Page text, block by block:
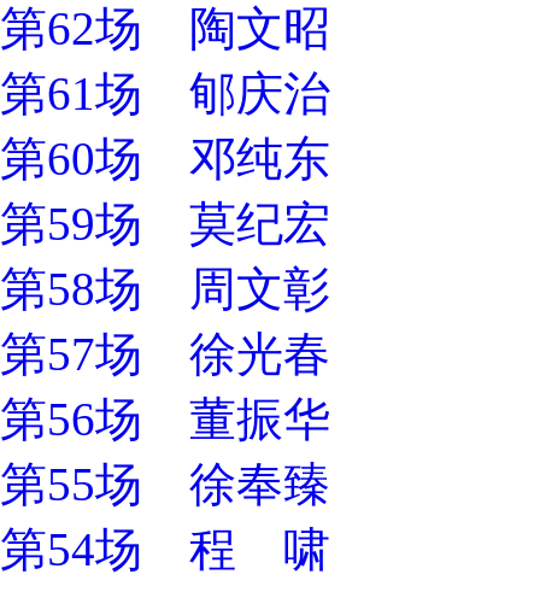
第62场 陶文昭
第61场 郇庆治
第60场 邓纯东
第59场 莫纪宏
第58场 周文彰
第57场 徐光春
第56场 董振华
第55场 徐奉臻
第54场 程 啸